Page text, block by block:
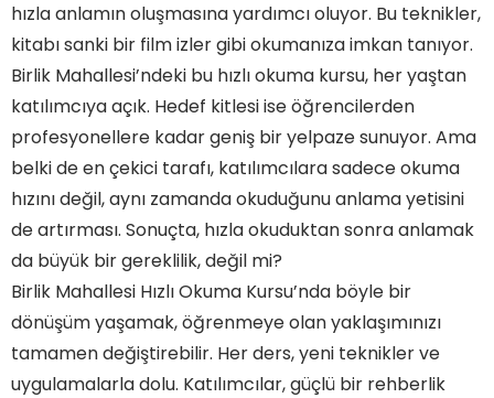
hızla anlamın oluşmasına yardımcı oluyor. Bu teknikler,
kitabı sanki bir film izler gibi okumanıza imkan tanıyor.
Birlik Mahallesi’ndeki bu hızlı okuma kursu, her yaştan
katılımcıya açık. Hedef kitlesi ise öğrencilerden
profesyonellere kadar geniş bir yelpaze sunuyor. Ama
belki de en çekici tarafı, katılımcılara sadece okuma
hızını değil, aynı zamanda okuduğunu anlama yetisini
de artırması. Sonuçta, hızla okuduktan sonra anlamak
da büyük bir gereklilik, değil mi?
Birlik Mahallesi Hızlı Okuma Kursu’nda böyle bir
dönüşüm yaşamak, öğrenmeye olan yaklaşımınızı
tamamen değiştirebilir. Her ders, yeni teknikler ve
uygulamalarla dolu. Katılımcılar, güçlü bir rehberlik